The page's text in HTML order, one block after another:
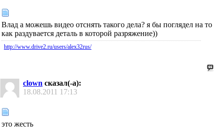
Влад а можешь видео отснять такого дела? я бы поглядел на то
как раздувается деталь в которой разряжение))
http://www.drive2.ru/users/alex32rus/
clown сказал(-а):
18.08.2011 17:13
это жесть